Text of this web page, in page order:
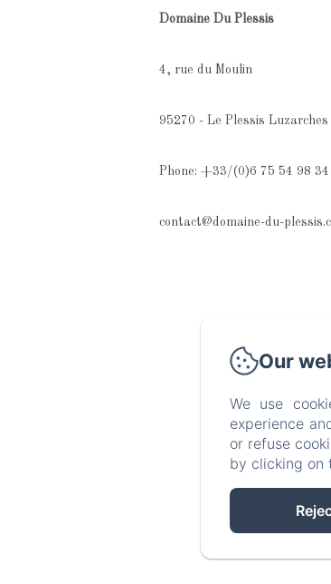
Domaine Du Plessis
4, rue du Moulin
95270 - Le Plessis Luzarches
Phone: +33/(0)6 75 54 98 34
contact@domaine-du-
Our
We use
experience
or refuse
by clicking on